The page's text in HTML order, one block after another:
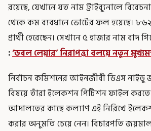
রয়েছে, যেখানে যত নাম ট্রাইব্যুনালে
থেকে কম ব্যবধানে ভোটের ফল হয়েছে।
প্রার্থী হেরেছেন। সেখানে ৫ হাজার নাম বাদ
:‘ডবল লেয়ার’ নিরাপত্তা বলয়ে নতুন
নির্বাচন কমিশনের আইনজীবী ডিএস নাইডু
বিষয়ে তাঁরা ইলেকশন পিটিশন ফাইল করতে
আদালতের কাছে কল্যাণ এই নিরিখে
করার অনুমতি চেয়ে নেন। বিচারপতি